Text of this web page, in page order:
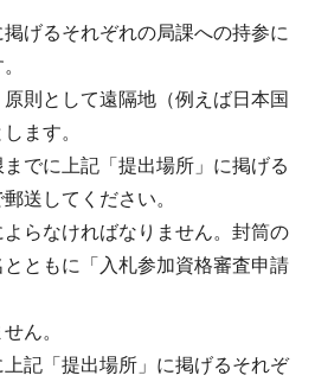
げるそれぞれの局課への持参に
則として遠隔地（例えば日本国
ます。
に上記「提出場所」に掲げる
送してください。
なければなりません。封筒の
ともに「入札参加資格審査申請
ん。
「提出場所」に掲げるそれぞ